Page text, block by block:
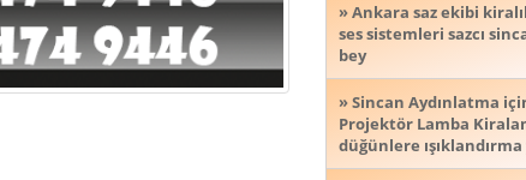
» Ankara saz ekibi
ses sistemleri sazcı
bey
» Sincan Aydınlatma
Projektör Lamba
düğünlere ışıklandırma